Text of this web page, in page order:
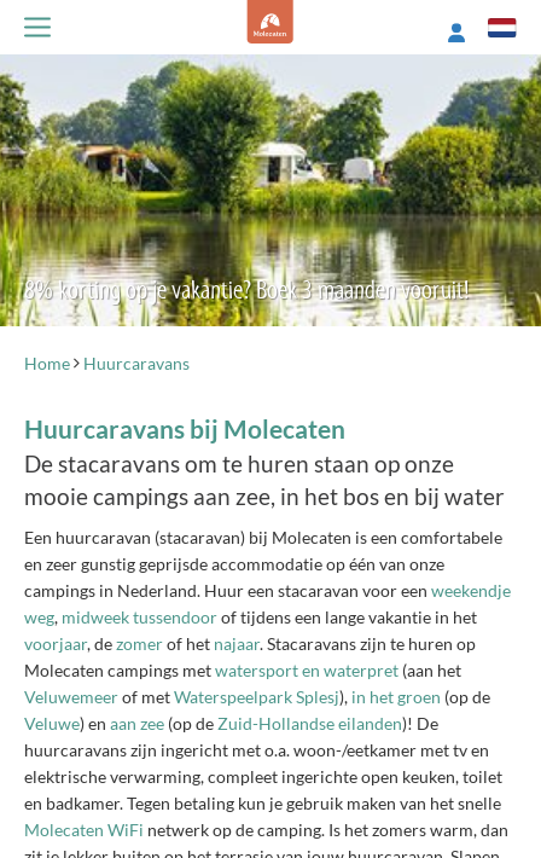
8% korting op je vakantie? Boek 3 maanden vooruit!
Home Huurcaravans
Huurcaravans bij Molecaten
De stacaravans om te huren staan op onze
mooie campings aan zee, in het bos en bij water
Een huurcaravan (stacaravan) bij Molecaten is een comfortabele
en zeer gunstig geprijsde accommodatie op één van onze
campings in Nederland. Huur een stacaravan voor een weekendje
weg, midweek tussendoorof tijdens een lange vakantie in het
voorjaar, dezomerof het najaar. Stacaravans zijn te huren op
Molecaten campings metwatersport en waterpret (aan het
Veluwemeerof metWaterspeelpark Splesj), in het groen (op de
Veluwe) en aan zee (op de Zuid-Hollandse eilanden)! De
huurcaravans zijn ingericht met o.a. woon-/eetkamer met tv en
elektrische verwarming, compleet ingerichte open keuken, toilet
en badkamer. Tegen betaling kun je gebruik maken van het snelle
Molecaten WiFi netwerk op de camping. Is het zomers warm, dan